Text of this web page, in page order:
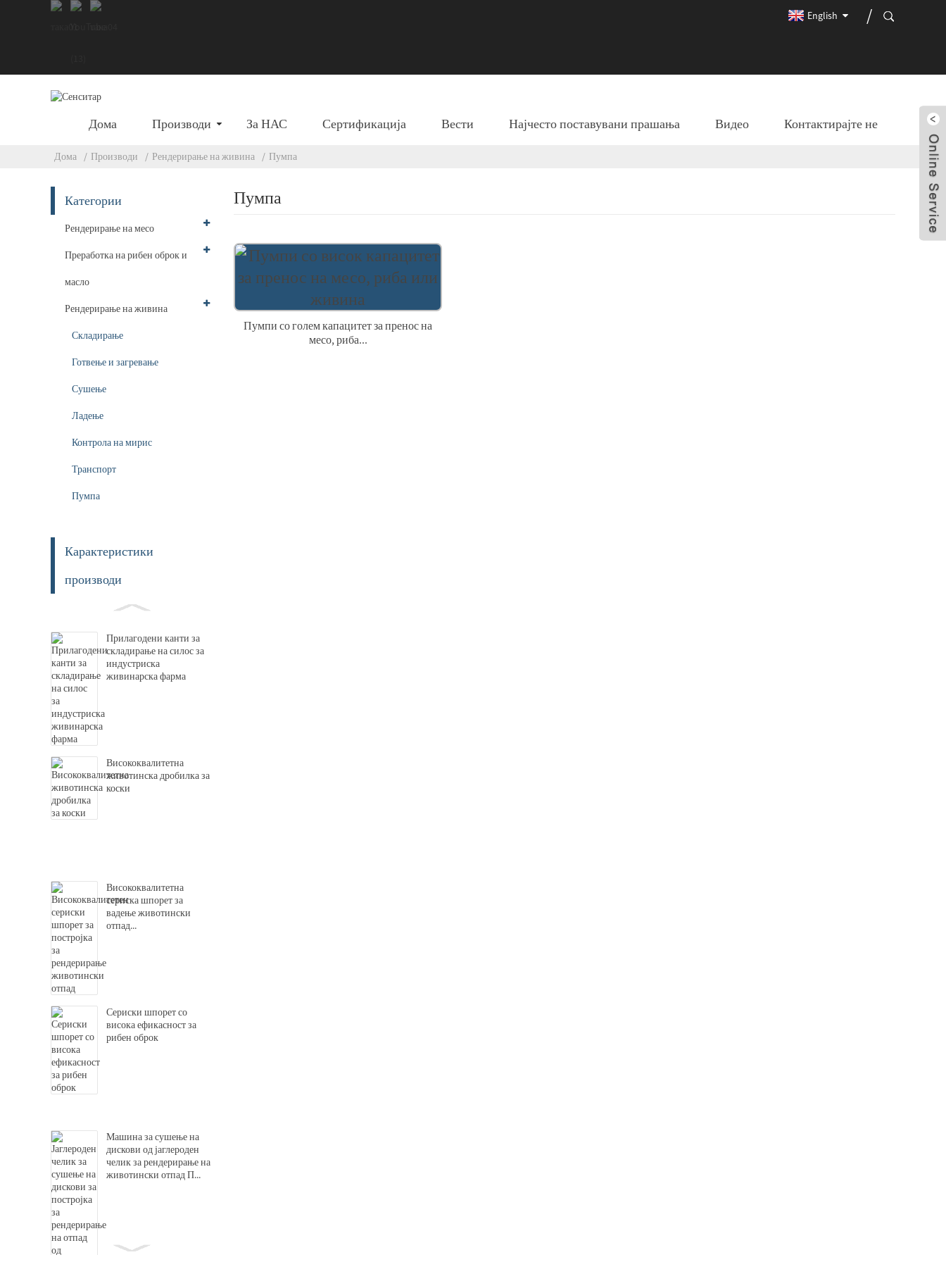
English
Дома Производи За НАС Сертификација Вести Најчесто поставувани прашања Видео Контактирајте не
Дома Производи Рендерирање на живина Пумпа
Категории
Рендерирање на месо
Преработка на рибен оброк и
масло
Рендерирање на живина
Складирање
Готвење и загревање
Сушење
Ладење
Контрола на мирис
Транспорт
Пумпа
Карактеристики
производи
Прилагодени канти за
складирање на силос за
индустриска
живинарска фарма
Висококвалитетна
животинска дробилка за
коски
Висококвалитетна
сериска шпорет за
вадење животински
отпад...
Сериски шпорет со
висока ефикасност за
рибен оброк
Машина за сушење на
дискови од јаглероден
челик за рендерирање на
животински отпад П...
Пумпа
Пумпи со голем капацитет за пренос на
месо, риба...